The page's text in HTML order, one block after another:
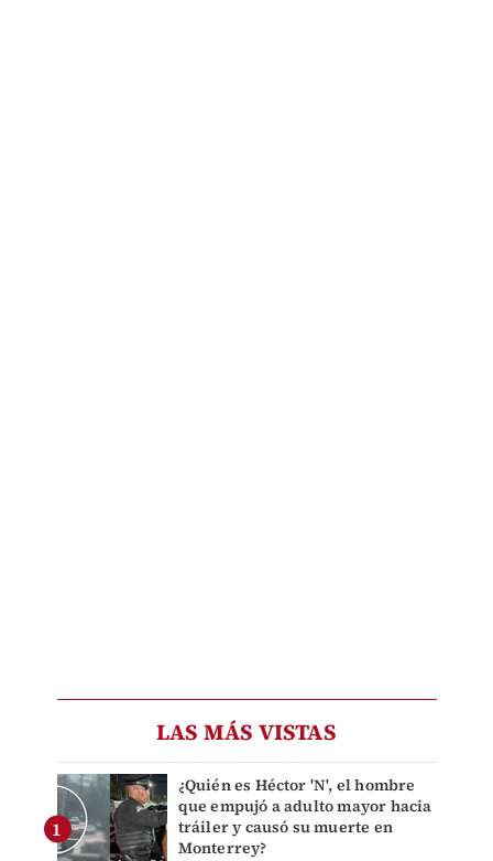
LAS MÁS VISTAS
¿Quién es Héctor 'N', el hombre
que empujó a adulto mayor hacia
tráiler y causó su muerte en
Monterrey?